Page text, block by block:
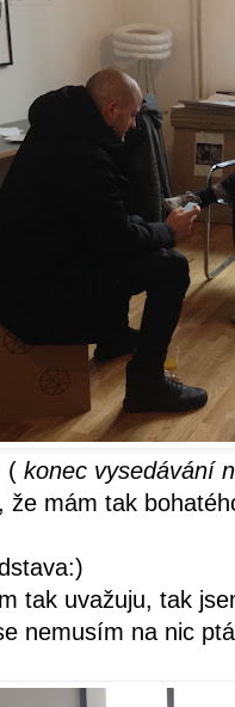
( konec vysedávání
že mám tak
tak uvažuju, tak
nemusím na nic